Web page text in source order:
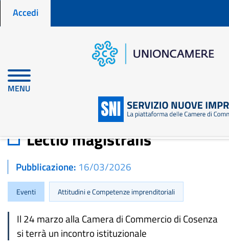
principale
Menu profilo utente
Accedi
MENU
Home
Lectio magistralis
Pubblicazione 16/03/2026
Eventi Attitudini e Competenze imprenditoriali
Il 24 marzo alla Camera di Commercio di Cosenza
si terrà un incontro istituzionale